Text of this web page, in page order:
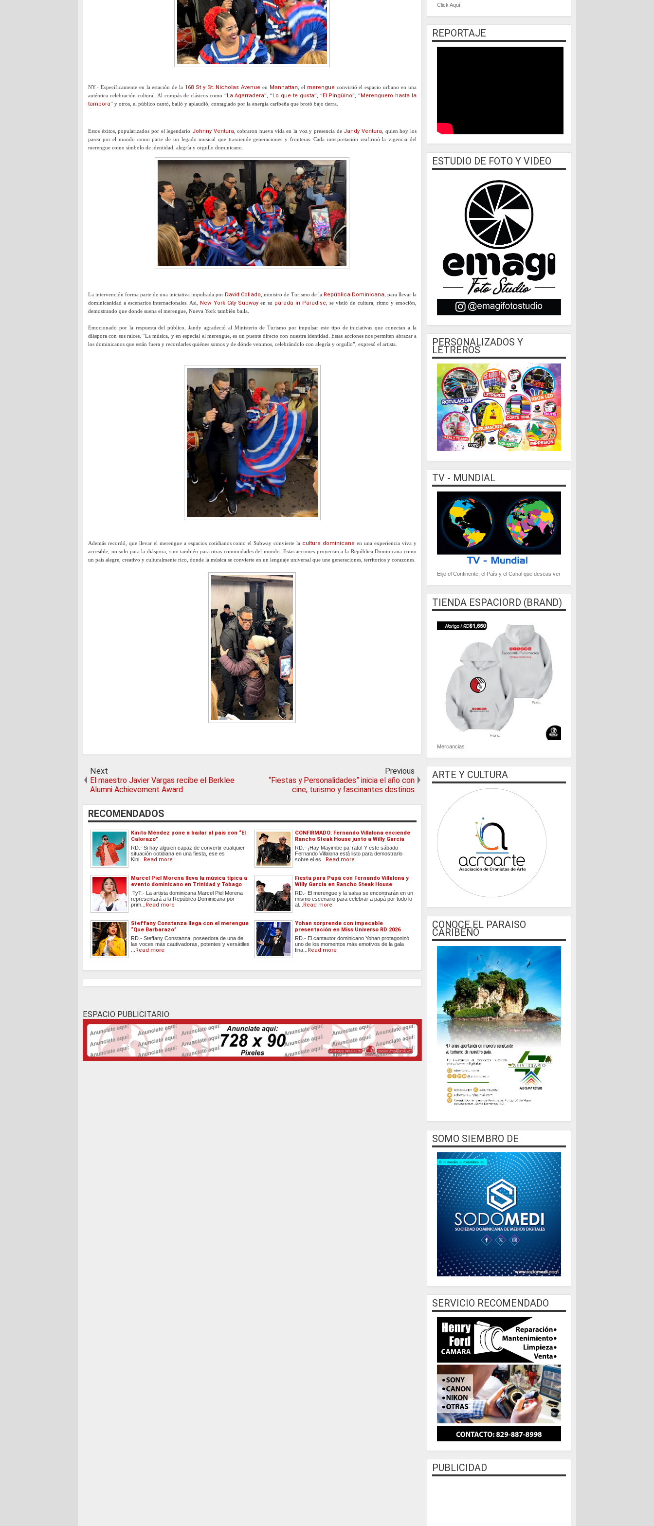
NY.- Específicamente en la estación de la 168 St y St. Nicholas Avenue en Manhattan , el merengue convirtió el espacio urbano en una
auténtica celebración cultural. Al compás de clásicos como “La Agarradera”, “Lo que te gusta”, “El Pingüino”, “Merenguero hasta la
tambora” y otros, el público cantó, bailó y aplaudió, contagiado por la energía caribeña que brotó bajo tierra.
Estos éxitos, popularizados por el legendario Johnny Ventura , cobraron nueva vida en la voz y presencia de Jandy Ventura , quien hoy los
pasea por el mundo como parte de un legado musical que trasciende generaciones y fronteras. Cada interpretación reafirmó la vigencia del
merengue como símbolo de identidad, alegría y orgullo dominicano.
La intervención forma parte de una iniciativa impulsada por David Collado, ministro de Turismo de la República Dominicana, para llevar la
dominicanidad a escenarios internacionales. Así, New York City Subwayen su parada in Paradise, se vistió de cultura, ritmo y emoción,
demostrando que donde suena el merengue, Nueva York también baila.
Emocionado por la respuesta del público, Jandy agradeció al Ministerio de Turismo por impulsar este tipo de iniciativas que conectan a la
diáspora con sus raíces. “La música, y en especial el merengue, es un puente directo con nuestra identidad. Estas acciones nos permiten abrazar a
los dominicanos que están fuera y recordarles quiénes somos y de dónde venimos, celebrándolo con alegría y orgullo”, expresó el artista.
Además recordó, que llevar el merengue a espacios cotidianos como el Subway convierte la cultura dominicana en una experiencia viva y
accesible, no solo para la diáspora, sino también para otras comunidades del mundo. Estas acciones proyectan a la República Dominicana como
un país alegre, creativo y culturalmente rico, donde la música se convierte en un lenguaje universal que une generaciones, territorios y corazones.
Next
El maestro Javier Vargas recibe el Berklee
Alumni Achievement Award
Previous
“Fiestas y Personalidades” inicia el año con
cine, turismo y fascinantes destinos
RECOMENDADOS
Kinito Méndez pone a bailar al país con “El
Calorazo”
RD.- Si hay alguien capaz de convertir cualquier
situación cotidiana en una fiesta, ese es
Kini... Read more
CONFIRMADO: Fernando Villalona enciende
Rancho Steak House junto a Willy García
RD.- ¡Hay Mayimbe pa’ rato! Y este sábado
Fernando Villalona está listo para demostrarlo
sobre el es... Read more
Marcel Piel Morena lleva la música típica a
evento dominicano en Trinidad y Tobago
TyT.- La artista dominicana Marcel Piel Morena
representará a la República Dominicana por
prim... Read more
Fiesta para Papá con Fernando Villalona y
Willy Garcia en Rancho Steak House
RD.- El merengue y la salsa se encontrarán en un
mismo escenario para celebrar a papá por todo lo
al... Read more
Steffany Constanza llega con el merengue
“Que Barbarazo”
RD.- Steffany Constanza, poseedora de una de
las voces más cautivadoras, potentes y versátiles
Read more
Yohan sorprende con impecable
presentación en Miss Universo RD 2026
RD.- El cantautor dominicano Yohan protagonizó
uno de los momentos más emotivos de la gala
fina... Read more
ESPACIO PUBLICITARIO
Click Aquí
REPORTAJE
ESTUDIO DE FOTO Y VIDEO
PERSONALIZADOS Y
LETREROS
TV - MUNDIAL
Elije el Continente, el País y el Canal que deseas ver
TIENDA ESPACIORD (BRAND)
Mercancias
ARTE Y CULTURA
CONOCE EL PARAISO
CARIBEÑO
SOMO SIEMBRO DE
SERVICIO RECOMENDADO
PUBLICIDAD